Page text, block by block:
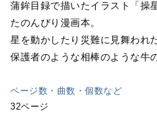
蒲鉾目録で描いたイラスト「操
たのんびり漫画本。
星を動かしたり災難に見舞われ
保護者のような相棒のような牛
ページ数・曲数・個数など
32ページ